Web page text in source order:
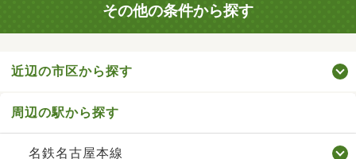
その他の条件から探す
近辺の市区から探す
周辺の駅から探す
名鉄名古屋本線